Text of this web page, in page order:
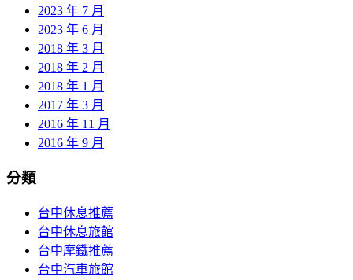
2023 年 7 月
2023 年 6 月
2018 年 3 月
2018 年 2 月
2018 年 1 月
2017 年 3 月
2016 年 11 月
2016 年 9 月
分類
台中休息推薦
台中休息旅館
台中摩鐵推薦
台中汽車旅館